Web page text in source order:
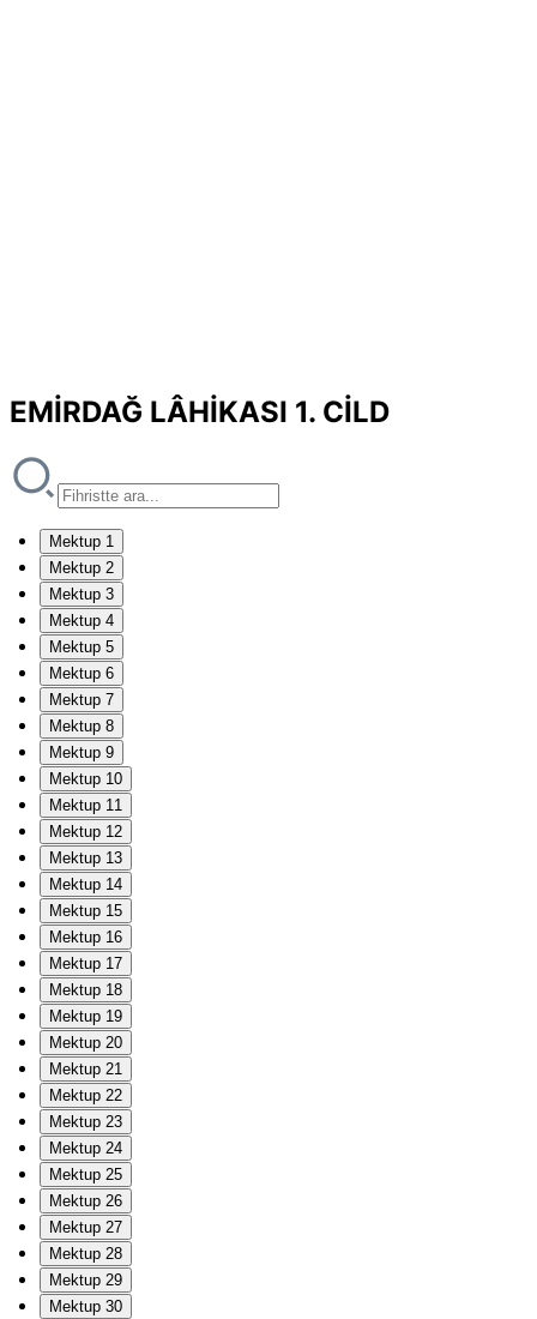
EMİRDAĞ LÂHİKASI 1. CİLD
Mektup 1
Mektup 2
Mektup 3
Mektup 4
Mektup 5
Mektup 6
Mektup 7
Mektup 8
Mektup 9
Mektup 10
Mektup 11
Mektup 12
Mektup 13
Mektup 14
Mektup 15
Mektup 16
Mektup 17
Mektup 18
Mektup 19
Mektup 20
Mektup 21
Mektup 22
Mektup 23
Mektup 24
Mektup 25
Mektup 26
Mektup 27
Mektup 28
Mektup 29
Mektup 30